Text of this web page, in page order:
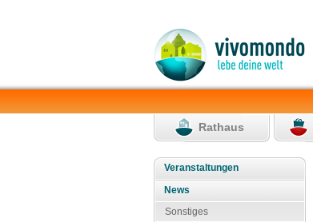
Rathaus
Veranstaltungen
News
Sonstiges